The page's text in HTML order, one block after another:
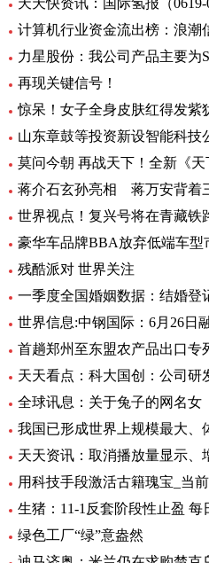
再现关键信号！
山东章鼓等投资新设智能科技
蒋介石玄孙亮相 蒋万安背着
世界视点！复兴号将在青藏铁
豪华车品牌BBA放弃低端车型
残酷派对 世界关注
首趟郑州至东盟农产品出口专
全球讯息：关于兔子的网名女
用科技手段激活古籍瑰宝_当
生猪：11-1反套阶段性止盈 每
绿色工厂“绿”意盎然